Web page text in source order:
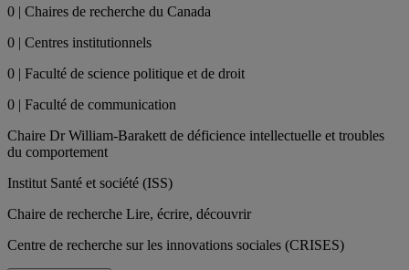
0 | Chaires de recherche du Canada
0 | Centres institutionnels
0 | Faculté de science politique et de droit
0 | Faculté de communication
Chaire Dr William-Barakett de déficience intellectuelle et troubles
du comportement
Institut Santé et société (ISS)
Chaire de recherche Lire, écrire, découvrir
Centre de recherche sur les innovations sociales (CRISES)